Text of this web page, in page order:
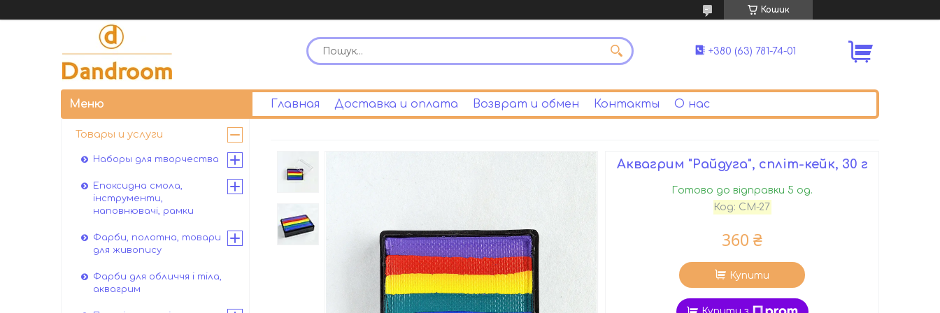
Кошик
+380 (63) 781-74-01
Главная Доставка и оплата Возврат и обмен Контакты О нас
Аквагрим "Райдуга", спліт-кейк, 30 г
Готово до відправки 5 од.
Код: CM-27
360 ₴
Купити
Товары и услуги
Наборы для творчества
Епоксидна смола,
інструменти,
наповнювачі, рамки
Фарби, полотна, товари
для живопису
Фарби для обличчя і тіла,
аквагрим